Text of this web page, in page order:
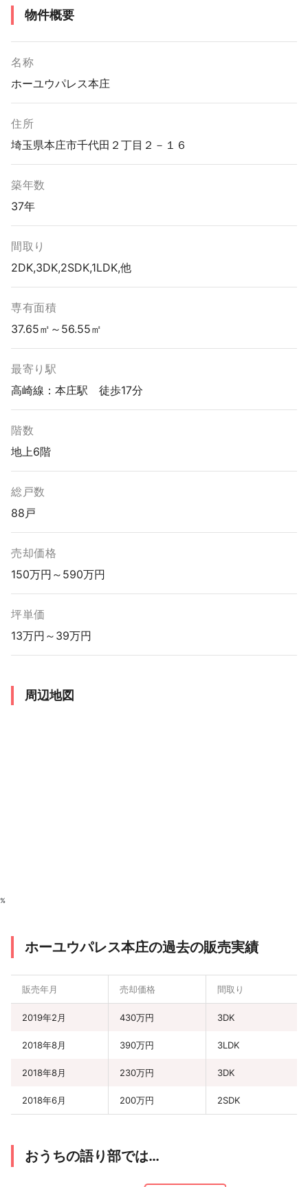
物件概要
名称
ホーユウパレス本庄
住所
埼玉県本庄市千代田２丁目２－１６
築年数
37年
間取り
2DK,3DK,2SDK,1LDK,他
専有面積
37.65㎡～56.55㎡
最寄り駅
高崎線：本庄駅 徒歩17分
階数
地上6階
総戸数
88戸
売却価格
150万円～590万円
坪単価
13万円～39万円
周辺地図
%
ホーユウパレス本庄の過去の販売実績
販売年月 売却価格 間取り
2019年2月 430万円 3DK
2018年8月 390万円 3LDK
2018年8月 230万円 3DK
2018年6月 200万円 2SDK
おうちの語り部では…